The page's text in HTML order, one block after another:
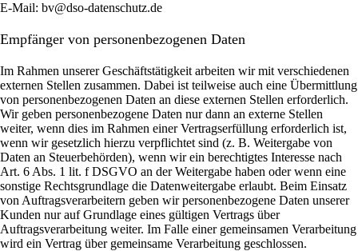
E-Mail: bv@dso-datenschutz.de
Empfänger von personenbezogenen Daten
Im Rahmen unserer Geschäftstätigkeit arbeiten wir mit verschiedenen
externen Stellen zusammen. Dabei ist teilweise auch eine Übermittlung
von personenbezogenen Daten an diese externen Stellen erforderlich.
Wir geben personenbezogene Daten nur dann an externe Stellen
weiter, wenn dies im Rahmen einer Vertragserfüllung erforderlich ist,
wenn wir gesetzlich hierzu verpflichtet sind (z. B. Weitergabe von
Daten an Steuerbehörden), wenn wir ein berechtigtes Interesse nach
Art. 6 Abs. 1 lit. f DSGVO an der Weitergabe haben oder wenn eine
sonstige Rechtsgrundlage die Datenweitergabe erlaubt. Beim Einsatz
von Auftragsverarbeitern geben wir personenbezogene Daten unserer
Kunden nur auf Grundlage eines gültigen Vertrags über
Auftragsverarbeitung weiter. Im Falle einer gemeinsamen Verarbeitung
wird ein Vertrag über gemeinsame Verarbeitung geschlossen.